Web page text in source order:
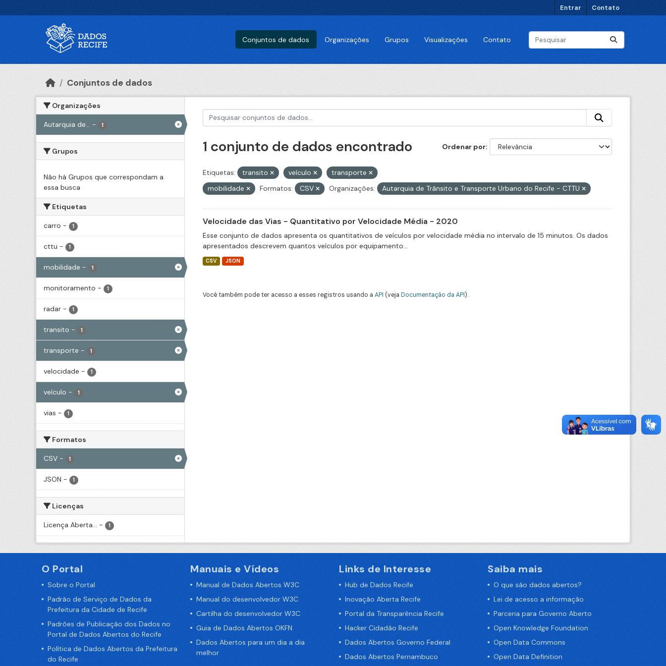
Entrar Contato
Conjuntos de dados Organizações Grupos Visualizações Contato
Conjuntos de dados
Organizações
Autarquia de... - 1
Grupos
Não há Grupos que correspondam a
essa busca
Etiquetas
carro - 1
cttu - 1
mobilidade - 1
monitoramento - 1
radar - 1
transito - 1
transporte - 1
velocidade - 1
veículo - 1
vias - 1
Formatos
CSV - 1
JSON - 1
Licenças
Licença Aberta... - 1
Ordenar por
1 conjunto de dados encontrado
Etiquetas: transito veículo
transporte
mobilidade
Formatos: CSV Organizações: Autarquia de Trânsito e Transporte Urbano do Recife - CTTU
Velocidade das Vias - Quantitativo por Velocidade Média - 2020
Esse conjunto de dados apresenta os quantitativos de veículos por velocidade média no intervalo de 15 minutos. Os dados
apresentados descrevem quantos veículos por equipamento...
CSV JSON
Você também pode ter acesso a esses registros usando a API (veja Documentação da API).
O Portal
Sobre o Portal
Padrão de Serviço de Dados da
Prefeitura da Cidade de Recife
Padrões de Publicação dos Dados no
Portal de Dados Abertos do Recife
Política de Dados Abertos da Prefeitura
do Recife
Manuais e Vídeos
Manual de Dados Abertos W3C
Manual do desenvolvedor W3C
Cartilha do desenvolvedor W3C
Guia de Dados Abertos OKFN
Dados Abertos para um dia a dia
melhor
Links de Interesse
Hub de Dados Recife
Inovação Aberta Recife
Portal da Transparência Recife
Hacker Cidadão Recife
Dados Abertos Governo Federal
Dados Abertos Pernambuco
Saiba mais
O que são dados abertos?
Lei de acesso a informação
Parceria para Governo Aberto
Open Knowledge Foundation
Open Data Commons
Open Data Definition